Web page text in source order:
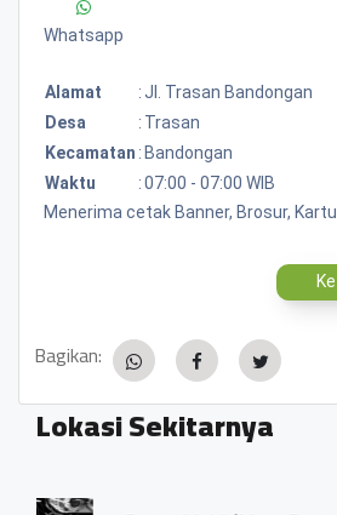
Whatsapp
Alamat : Jl. Trasan Bandongan
Desa
: Trasan
Kecamatan : Bandongan
Waktu
:07:00 - 07:00 WIB
Menerima cetak Banner, Brosur,
Bagikan:
Lokasi Sekitarnya